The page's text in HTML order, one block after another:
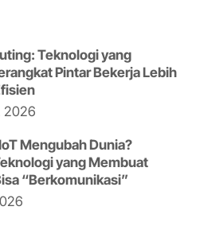
Teknologi yang
Pintar Bekerja Lebih
2026
Mengubah Dunia?
yang Membuat
“Berkomunikasi”